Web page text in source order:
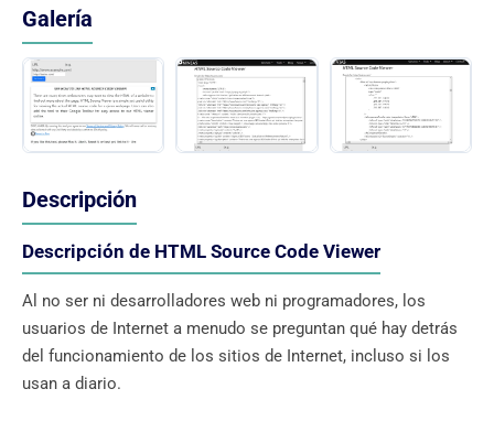
Galería
Descripción
Descripción de HTML Source Code Viewer
Al no ser ni desarrolladores web ni programadores, los
usuarios de Internet a menudo se preguntan qué hay detrás
del funcionamiento de los sitios de Internet, incluso si los
usan a diario.